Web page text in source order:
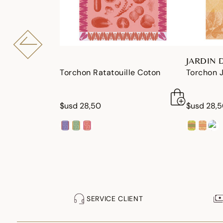
Torchon Ratatouille Coton
$usd 28,50
JARDIN
Torchon
$usd
SERVICE CLIENT